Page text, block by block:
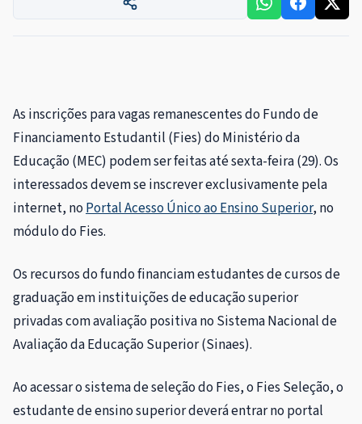
As inscrições para vagas remanescentes do Fundo de
Financiamento Estudantil (Fies) do Ministério da
Educação (MEC) podem ser feitas até sexta-feira (29). Os
interessados devem se inscrever exclusivamente pela
internet, noPortal Acesso Único ao Ensino Superior, no
módulo do Fies.
Os recursos do fundo financiam estudantes de cursos de
graduação em instituições de educação superior
privadas com avaliação positiva no Sistema Nacional de
Avaliação da Educação Superior (Sinaes).
Ao acessar o sistema de seleção do Fies, o Fies Seleção, o
estudante de ensino superior deverá entrar no portal